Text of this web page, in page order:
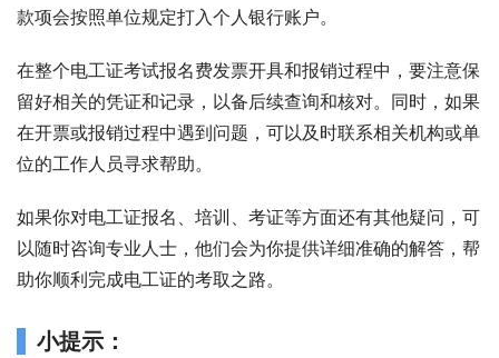
款项会按照单位规定打入个人银行账户。
在整个电工证考试报名费发票开具和报销过程中，要注意保
留好相关的凭证和记录，以备后续查询和核对。同时，如果
在开票或报销过程中遇到问题，可以及时联系相关机构或单
位的工作人员寻求帮助。
如果你对电工证报名、培训、考证等方面还有其他疑问，可
以随时咨询专业人士，他们会为你提供详细准确的解答，帮
助你顺利完成电工证的考取之路。
小提示：